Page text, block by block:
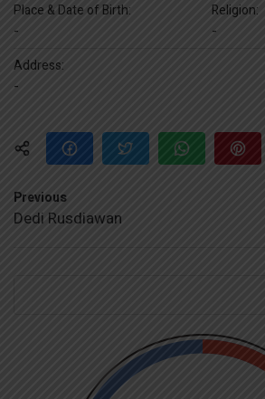
Place & Date of Birth:
-
Religion:
-
Address:
-
Previous
Dedi Rusdiawan